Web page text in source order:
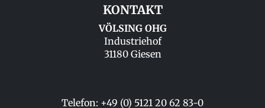
KONTAKT
VÖLSING OHG
Industriehof
31180 Giesen
Telefon: +49 (0) 5121 20 62 83-0